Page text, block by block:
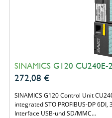
SINAMICS G120 CU240E-
272,08 €
SINAMICS G120 Control Unit
integrated STO PROFIBUS-DP 6DI,
Interface USB-und SD/MMC…